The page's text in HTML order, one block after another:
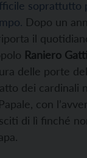
soprattutto
Dopo un
il
Raniero Gatti
delle porte
dei cardinali
con
di lì finché